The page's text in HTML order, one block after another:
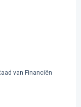
van Financiën